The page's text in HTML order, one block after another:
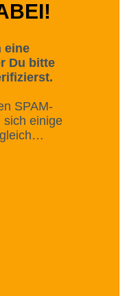
eine
Du bitte
SPAM-
sich einige